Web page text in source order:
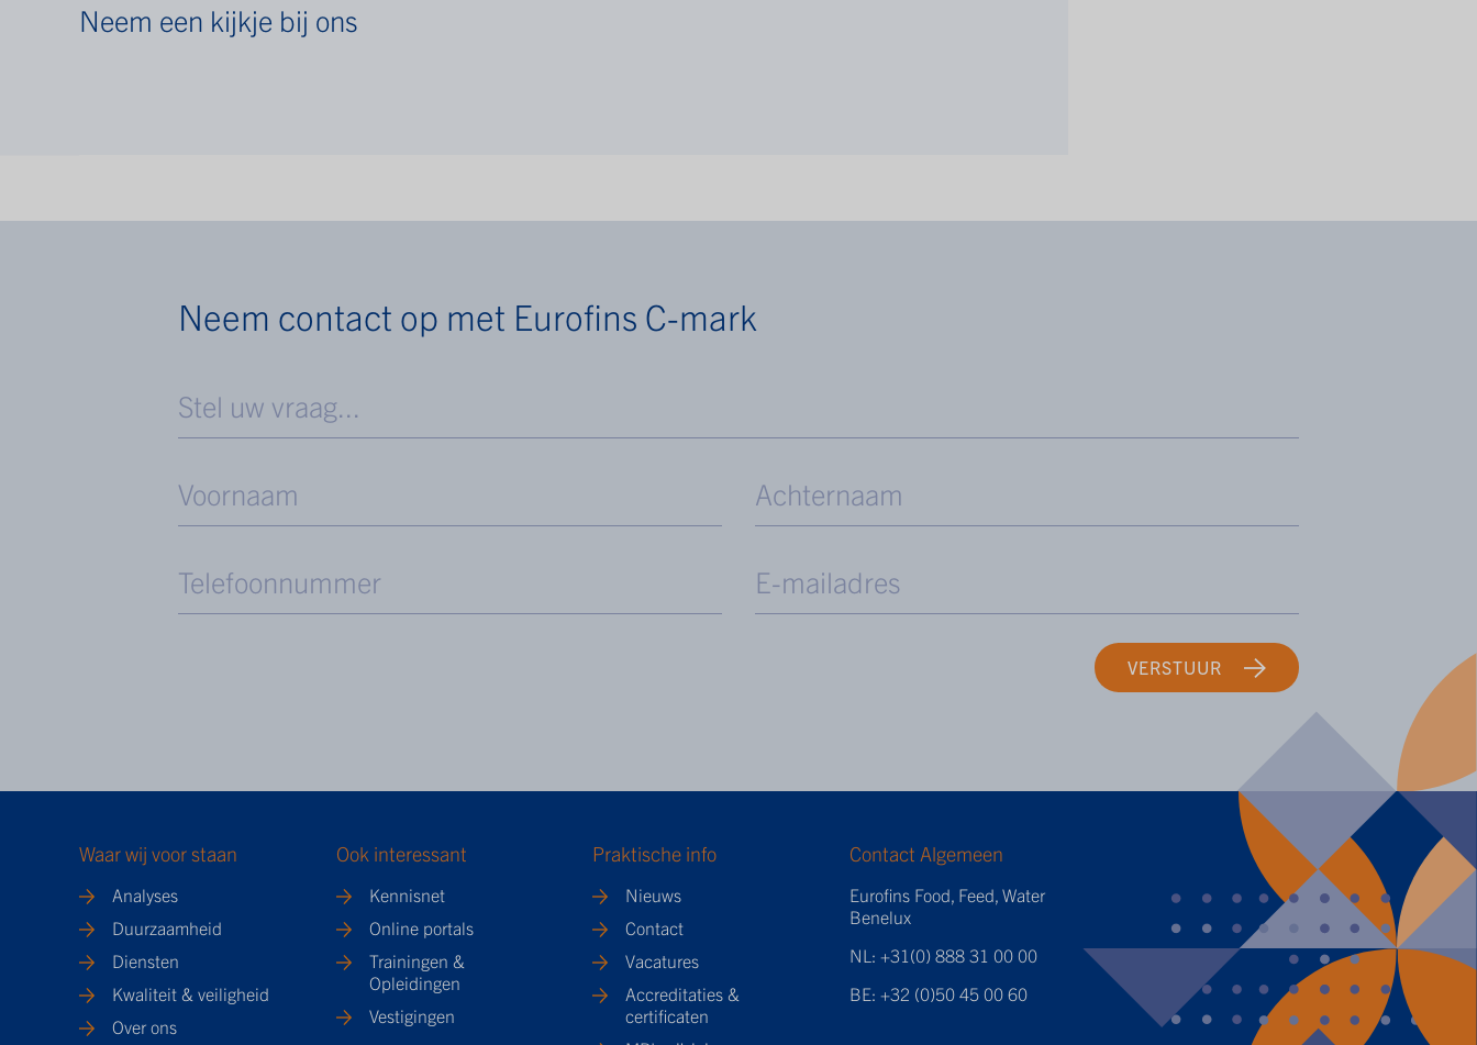
Neem een kijkje bij ons
Neem contact op met Eurofins C-mark
VERSTUUR
Waar wij voor staan
Analyses
Duurzaamheid
Diensten
Kwaliteit & veiligheid
Over ons
Ook interessant
Kennisnet
Online portals
Trainingen &
Opleidingen
Vestigingen
Praktische info
Nieuws
Contact
Vacatures
Accreditaties &
certificaten
Contact Algemeen
Eurofins Food, Feed, Water
Benelux
NL: +31(0) 888 31 00 00
BE: +32 (0)50 45 00 60